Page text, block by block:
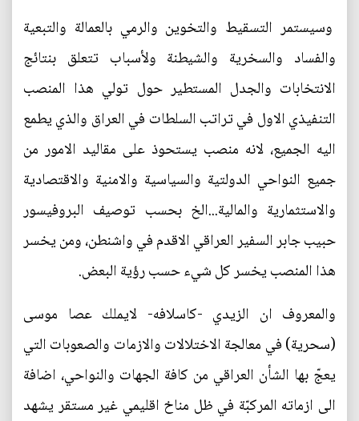
وسيستمر التسقيط والتخوين والرمي بالعمالة والتبعية
والفساد والسخرية والشيطنة ولأسباب تتعلق بنتائج
الانتخابات والجدل المستطير حول تولي هذا المنصب
التنفيذي الاول في تراتب السلطات في العراق والذي يطمع
اليه الجميع، لانه منصب يستحوذ على مقاليد الامور من
جميع النواحي الدولتية والسياسية والامنية والاقتصادية
والاستثمارية والمالية...الخ بحسب توصيف البروفيسور
حبيب جابر السفير العراقي الاقدم في واشنطن، ومن يخسر
هذا المنصب يخسر كل شيء حسب رؤية البعض.
والمعروف ان الزيدي -كاسلافه- لايملك عصا موسى
(سحرية) في معالجة الاختلالات والازمات والصعوبات التي
يعجّ بها الشأن العراقي من كافة الجهات والنواحي، اضافة
الى ازماته المركبّة في ظل مناخ اقليمي غير مستقر يشهد